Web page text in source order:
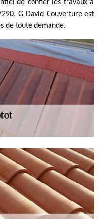
de confier les travaux à
G David Couverture est
de toute demande.